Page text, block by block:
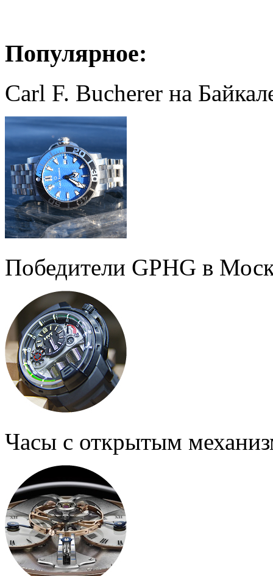
Популярное:
Carl F. Bucherer на
Победители GPHG в
Часы с открытым